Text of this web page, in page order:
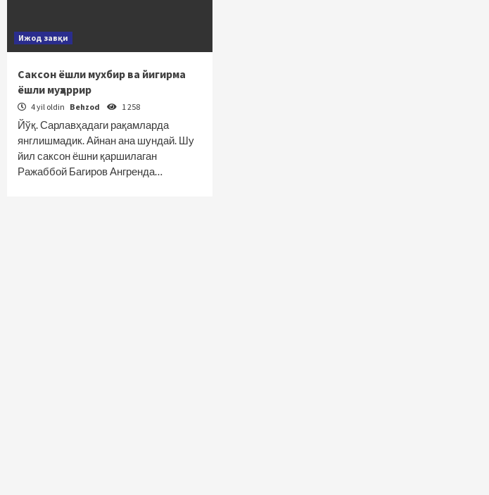
Ижод завқи
Саксон ёшли мухбир ва йигирма
ёшли муҳаррир
4 yil oldin Behzod 1 258
Йўқ. Сарлавҳадаги рақамларда
янглишмадик. Айнан ана шундай. Шу
йил саксон ёшни қаршилаган
Ражаббой Багиров Ангренда…